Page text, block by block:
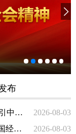
布
2026-08-03
东风浩荡开新局——习近平经济思想指引中国经济高质量发展行稳致远
2026-08-03
习近平总书记引领“十五五”开局之年中国经济破浪前行